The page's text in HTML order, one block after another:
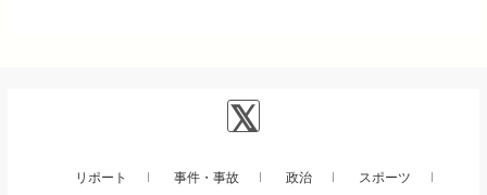
リポート 事件・事故 政治 スポーツ